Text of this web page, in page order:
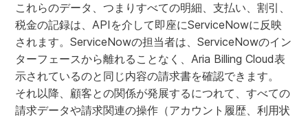
これらのデータ、つまりすべての明細、支払い、割引、
税金の記録は、APIを介して即座にServiceNowに反映
されます。ServiceNowの担当者は、ServiceNowのイン
ターフェースから離れることなく、Aria Billing Cloud表
示されているのと同じ内容の請求書を確認できます。
それ以降、顧客との関係が発展するにつれて、すべての
請求データや請求関連の操作（アカウント履歴、利用状